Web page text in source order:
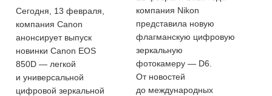
Сегодня, 13 февраля,
компания Canon
анонсирует выпуск
новинки Canon EOS
850D — легкой
и универсальной
цифровой зеркальной
компания Nikon
представила новую
флагманскую цифровую
зеркальную
фотокамеру — D6.
От новостей
до международных